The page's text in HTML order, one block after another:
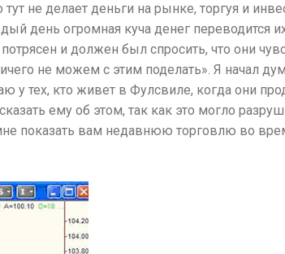
не делает деньги на рынке, торгуя и
день огромная куча денег переводится
и должен был спросить, что они
не можем с этим поделать». Я начал
у тех, кто живет в Фулсвиле, когда они
ему об этом, так как это могло
показать вам недавнюю торговлю во